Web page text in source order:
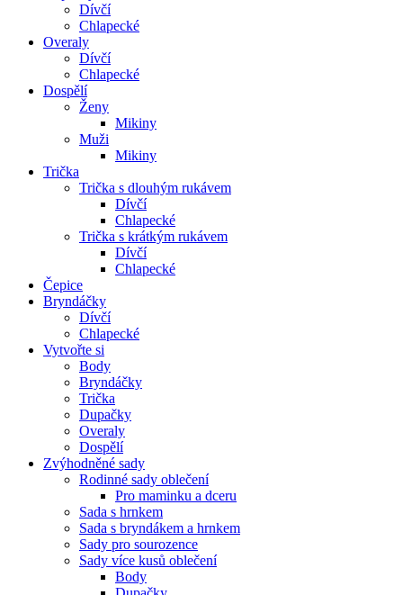
Dívčí
Chlapecké
Overaly
Dívčí
Chlapecké
Dospělí
Ženy
Mikiny
Muži
Mikiny
Trička
Trička s dlouhým rukávem
Dívčí
Chlapecké
Trička s krátkým rukávem
Dívčí
Chlapecké
Čepice
Bryndáčky
Dívčí
Chlapecké
Vytvořte si
Body
Bryndáčky
Trička
Dupačky
Overaly
Dospělí
Zvýhodněné sady
Rodinné sady oblečení
Pro maminku a dceru
Sada s hrnkem
Sada s bryndákem a hrnkem
Sady pro sourozence
Sady více kusů oblečení
Body